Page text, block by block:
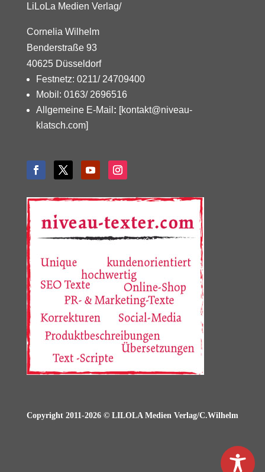
LiLoLa Medien Verlag/
Cornelia Wilhelm
Benderstraße 93
40625 Düsseldorf
Festnetz: 0211/ 24709400
Mobil: 0163/ 2696516
Allgemeine E-Mail : [kontakt@niveau-
klatsch.com]
Copyright 2011-2026 © LILOLA Medien Verlag/C.Wilhelm